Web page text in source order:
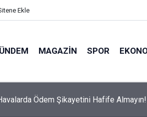
Ekle
MAGAZIN SPOR
Ödem Şikayetini Hafife Almayın!